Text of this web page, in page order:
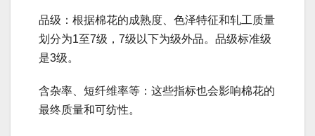
品级：根据棉花的成熟度、色泽特征和轧工质量
划分为1至7级，7级以下为级外品。品级标准级
是3级。
含杂率、短纤维率等：这些指标也会影响棉花的
最终质量和可纺性。